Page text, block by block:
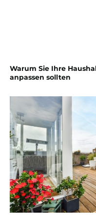
Warum Sie Ihre
anpassen sollten